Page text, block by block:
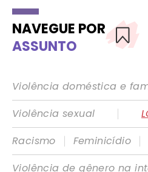
NAVEGUE POR
ASSUNTO
Violência doméstica e
Violência sexual
|
Racismo
| Feminicídio |
Violência de gênero na